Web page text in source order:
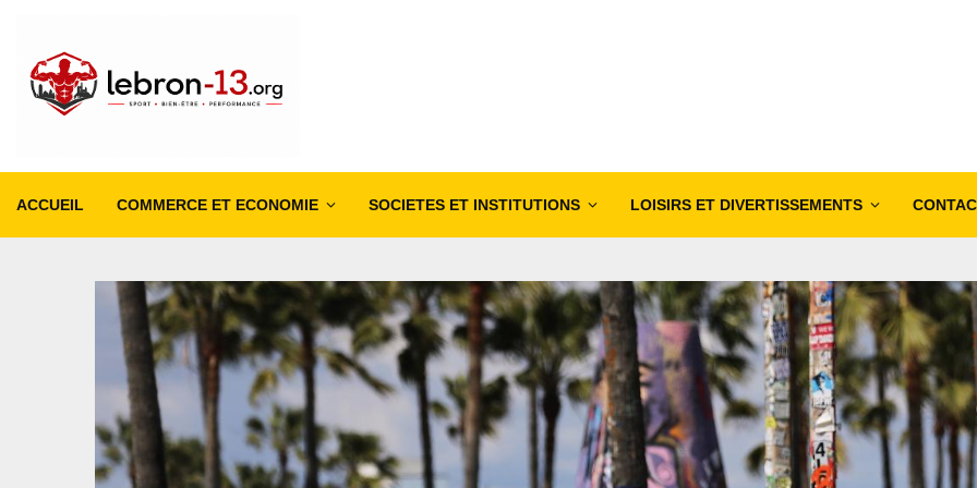
ACCUEIL COMMERCE ET ECONOMIE SOCIETES ET INSTITUTIONS LOISIRS ET DIVERTISSEMENTS